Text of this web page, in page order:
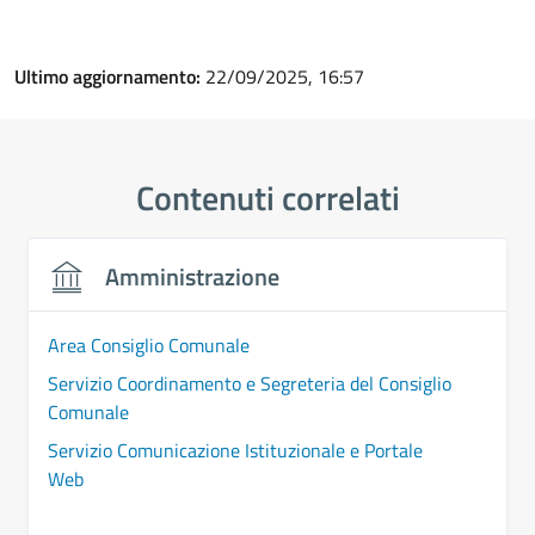
Ultimo aggiornamento: 22/09/2025, 16:57
Contenuti correlati
Amministrazione
Area Consiglio Comunale
Servizio Coordinamento e Segreteria del Consiglio
Comunale
Servizio Comunicazione Istituzionale e Portale
Web